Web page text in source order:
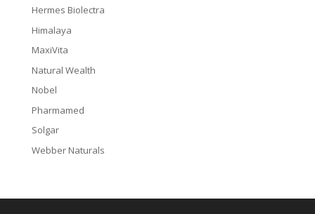
Hermes Biolectra
Himalaya
MaxiVita
Natural Wealth
Nobel
Pharmamed
Solgar
Webber Naturals